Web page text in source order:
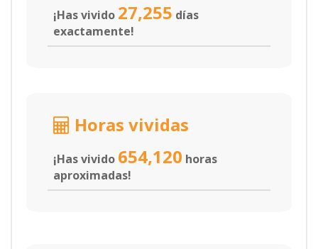
¡Has vivido 27,255 días
exactamente!
Horas vividas
¡Has vivido 654,120 horas
aproximadas!